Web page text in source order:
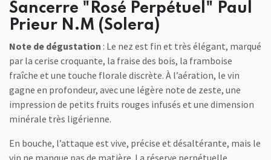
Sancerre "Rosé Perpétuel" Paul
Prieur N.M (Solera)
Note de dégustation : Le nez est fin et très élégant, marqué
par la cerise croquante, la fraise des bois, la framboise
fraîche et une touche florale discrète. À l’aération, le vin
gagne en profondeur, avec une légère note de zeste, une
impression de petits fruits rouges infusés et une dimension
minérale très ligérienne.
En bouche, l’attaque est vive, précise et désaltérante, mais le